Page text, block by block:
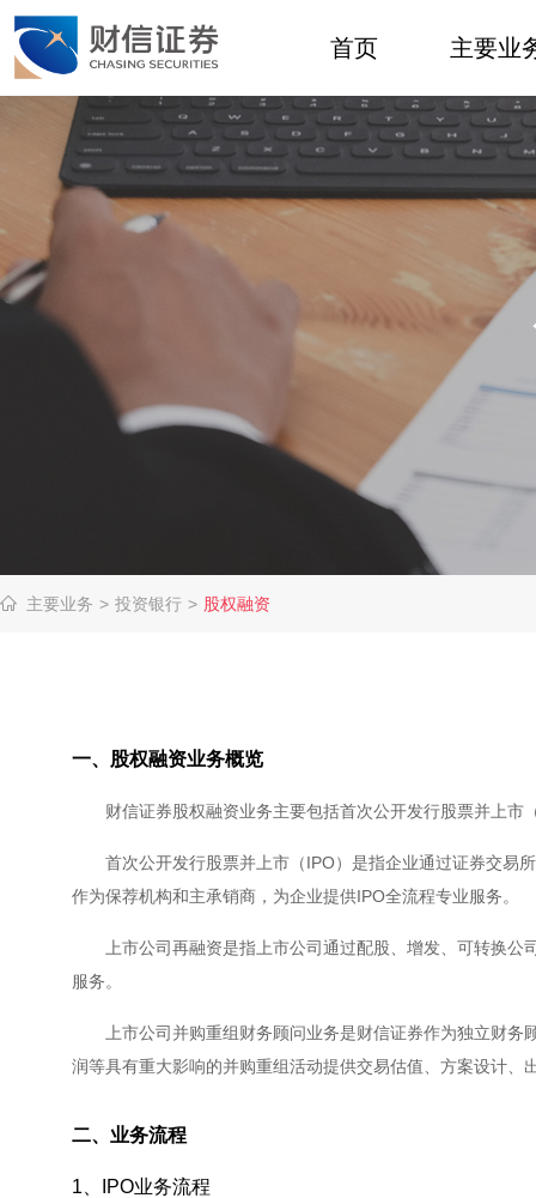
主要业
首页
主要业务 > 投资银行 > 股权融资
一、股权融资业务概览
财信证券股权融资业务主要包括首次公开发行股票并上市
首次公开发行股票并上市（IPO）是指企业通过证券交易所
作为保荐机构和主承销商，为企业提供IPO全流程专业服务。
上市公司再融资是指上市公司通过配股、增发、可转换公
服务。
上市公司并购重组财务顾问业务是财信证券作为独立财务
润等具有重大影响的并购重组活动提供交易估值、方案设计、
二、业务流程
1、IPO业务流程